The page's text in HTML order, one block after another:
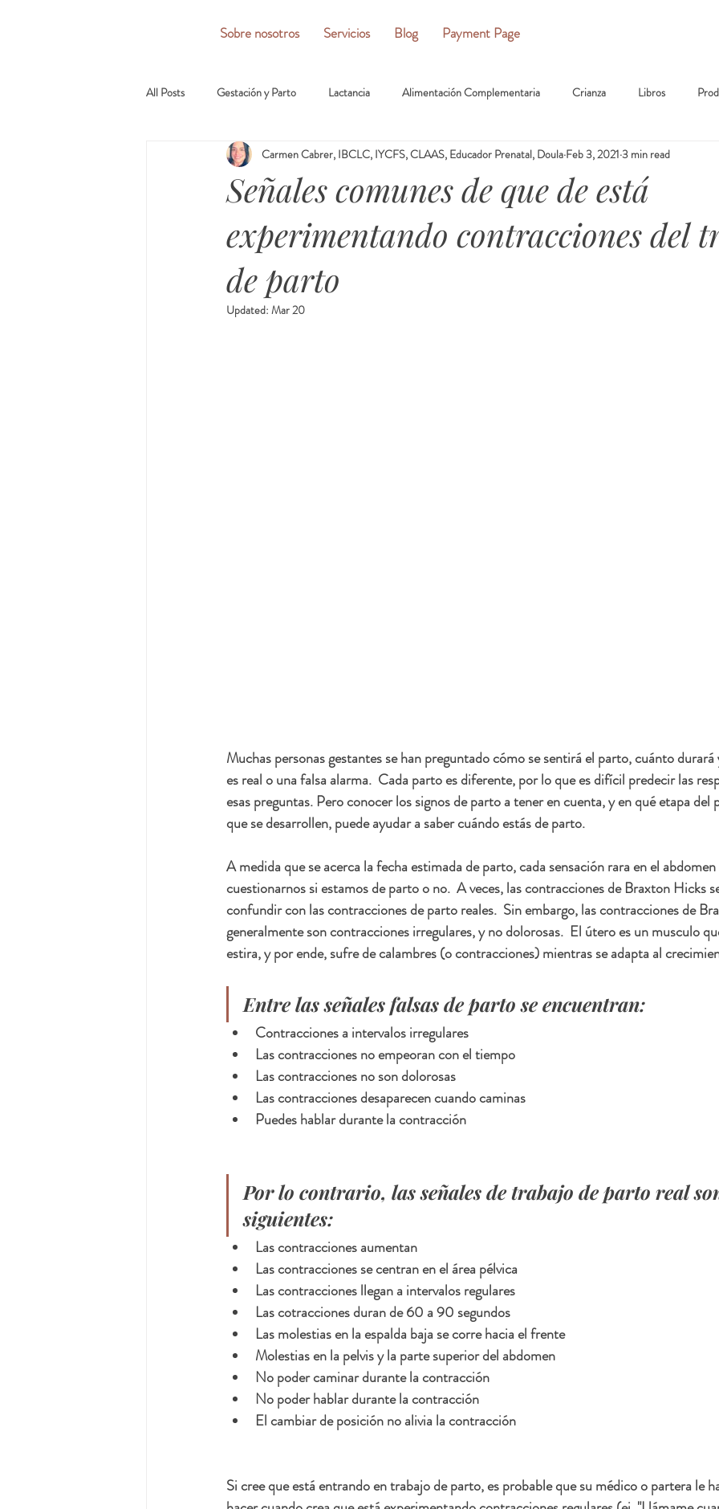
Sobre nosotros Servicios Blog Payment Page
All Posts Gestación y Parto Lactancia Alimentación Complementaria Crianza Libros
Señales comunes de que de está
experimentando contracciones del
de parto
Carmen Cabrer, IBCLC, IYCFS, CLAAS, Educador Prenatal, Doula Feb 3, 2021 3 min read
Updated: Mar 20
Muchas personas gestantes se han preguntado cómo se sentirá el parto, cuánto
es real o una falsa alarma.  Cada parto es diferente, por lo que es difícil predecir las
esas preguntas. Pero conocer los signos de parto a tener en cuenta, y en qué etapa
que se desarrollen, puede ayudar a saber cuándo estás de parto.
A medida que se acerca la fecha estimada de parto, cada sensación rara en el
cuestionarnos si estamos de parto o no.  A veces, las contracciones de Braxton Hicks
confundir con las contracciones de parto reales.  Sin embargo, las contracciones de
generalmente son contracciones irregulares, y no dolorosas.  El útero es un musculo
estira, y por ende, sufre de calambres (o contracciones) mientras se adapta al
Entre las señales falsas de parto se encuentran:
Contracciones a intervalos irregulares
Las contracciones no empeoran con el tiempo
Las contracciones no son dolorosas
Las contracciones desaparecen cuando caminas
Puedes hablar durante la contracción
Por lo contrario, las señales de trabajo de parto real
siguientes:
Las contracciones aumentan
Las contracciones se centran en el área pélvica
Las contracciones llegan a intervalos regulares
Las cotracciones duran de 60 a 90 segundos
Las molestias en la espalda baja se corre hacia el frente
Molestias en la pelvis y la parte superior del abdomen
No poder caminar durante la contracción
No poder hablar durante la contracción
El cambiar de posición no alivia la contracción
Si cree que está entrando en trabajo de parto, es probable que su médico o partera le